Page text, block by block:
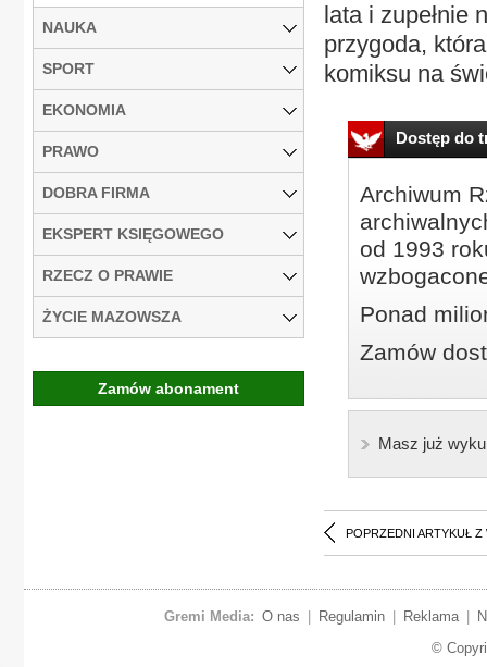
lata i zupełnie
przygoda,
komiksu na
Dostęp do
Archiwum
od 1993
Ponad
Zamów
Masz już
POPRZEDNI ARTYKUŁ Z
NAUKA
SPORT
EKONOMIA
PRAWO
DOBRA FIRMA
EKSPERT KSIĘGOWEGO
RZECZ O PRAWIE
ŻYCIE MAZOWSZA
Zamów abonament
Gremi Media: O nas Regulamin Reklama
©